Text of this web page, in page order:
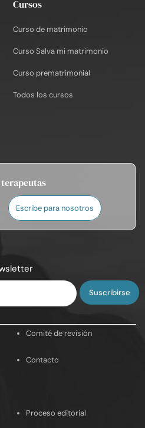
Cursos
Curso de matrimonio
Curso Salva mi matrimonio
Curso prematrimonial
Todos los cursos
terapeutas
Escribe para nosotros
Comité de revisión
Contacto
Proceso editorial